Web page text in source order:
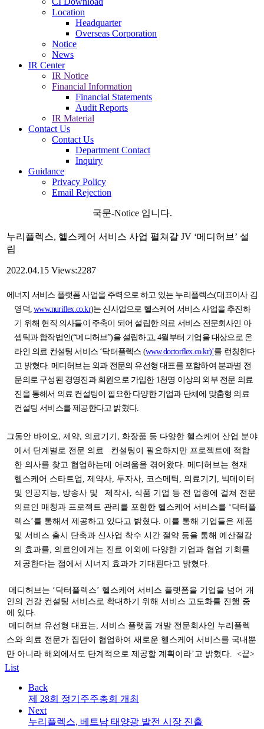
Location
Headquarter
Overseas Corporation
Notice
News
IR Center
IR Notice
Financial Information
Financial Statements
Audit Reports
IR Material
Contact Us
Contact Us
Department Contact
Inquiry
Guidance
Privacy Policy
Email Rejection
국문-Notice 입니다.
누리플렉스, 헬스케어 서비스 사업 펼쳐갈 JV ‘메디허브’ 설
립
2022.04.15 Views:2287
에너지 서비스 플랫폼 사업을 주력으로 하고 있는 누리플렉스(대표이사 김
영덕,www.nuriflex.co.kr)는 신사업으로 헬스케어 서비스 사업을 추진하
기 위해 현직 의사들이 주축이 되어 설립한 의료 서비스 전문회사인 아
셉틱과 합작법인(“메디허브”)을 설립하고, 4월부터 기업을 대상으로 온
라인 의료 컨설팅 서비스 ‘닥터플렉스 (www.doctorflex.co.kr)’를 런칭한다
고 밝혔다. 메디허브는 외과 전문의 유선형 대표를 포함하여 분과별 전
문의로 구성된 경영진과 회원으로 가입한 1천명 이상의 외부 전문 의료
진을 통해서 의료 컨설팅이 필요한 다양한 기업과 단체에 맞춤형 의료
컨설팅 서비스를 제공한다고 밝혔다.
그동안 바이오, 제약, 의료기기, 화장품 등 다양한 헬스케어 산업 분야
에서 단계별로 전문 의료
컨설팅이 필요하지만 프로젝트에 적합
한 의사를 찾고 협업하는데 어려움을 겪어왔다. 메디허브는 현재
헬스케어 스타트업, 제약사, 투자사, 코스메틱, 의료기기, 빅데이터
및 인공지능, 방송사 및
제작사, 식품 기업 등 전 업종에 걸쳐 전문
의료인 매칭과 프로젝트 관리를 포함한 헬스케어 서비스를 ‘닥터플
렉스’를 통해서 제공하고 있다고 밝혔다. 이를 통해 기업들은 제품
및 서비스 출시 단축과 신사업 착수 시간 절약 등을 통해 예산절감
의 효과를, 의료인에게는 진료 이외에 다양한 기업과 협업 기회를
제공한다는 점에서 시너지 효과가 기대된다고 밝혔다.
메디허브는 ‘닥터플렉스’ 헬스케어 서비스 플랫폼을 기업을 넘어 개
인의 건강 컨설팅 서비스로 확대하기 위해 서비스 고도화를 진행 중
에 있다.
메디허브 유선형 대표는, 서비스 플랫폼 개발 전문회사인 누리플렉
스와 의료 전문가 집단이 협업하여 새로운 헬스케어 서비스를 국내뿐
만 아니라 해외에서도 단계적으로 제공할 계획이라’고 밝혔다. <끝>
List
Back
제 28회 정기주주총회 개최
Next
누리플렉스, 베트남 태양광 발전 시장 진출